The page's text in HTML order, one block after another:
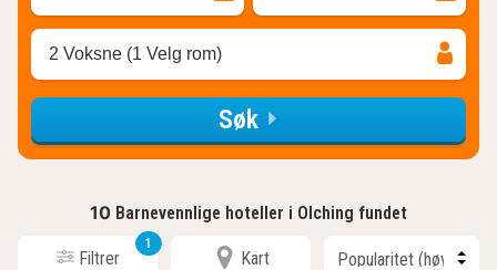
2 Voksne (1 Velg rom)
Søk
10 Barnevennlige hoteller i Olching fundet
Filtrer
1
Kart